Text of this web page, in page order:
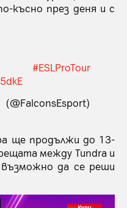
късно през деня и с
#ESLProTour
ще продължи до 13-
между Tundra и
да се реши